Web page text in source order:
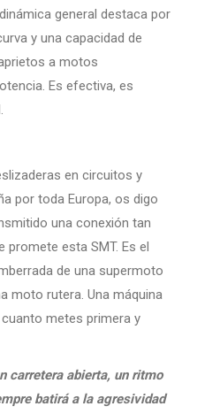
general destaca por
y una capacidad de
a motos
Es efectiva, es
en circuitos y
por toda Europa, os digo
una conexión tan
esta SMT. Es el
de una supermoto
moto rutera. Una máquina
metes primera y
carretera abierta, un ritmo
batirá a la agresividad